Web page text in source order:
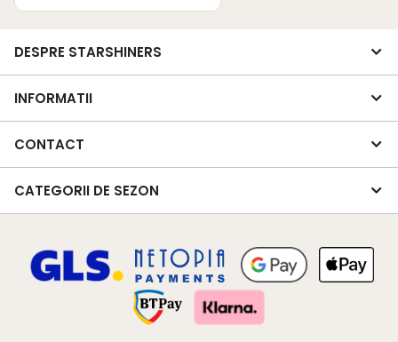
DESPRE STARSHINERS
INFORMATII
CONTACT
CATEGORII DE SEZON